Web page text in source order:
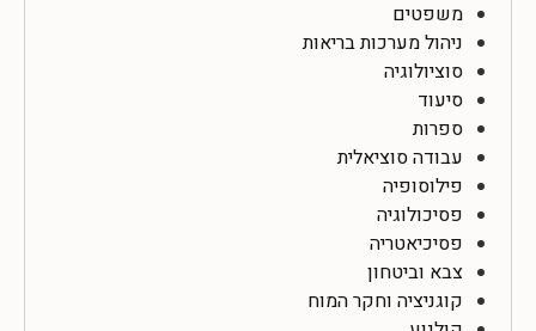
משפטים
ניהול מערכות בריאות
סוציולוגיה
סיעוד
ספרות
עבודה סוציאלית
פילוסופיה
פסיכולוגיה
פסיכיאטריה
צבא וביטחון
קוגניציה וחקר המוח